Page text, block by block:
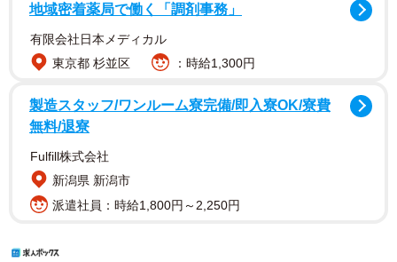
地域密着薬局で働く「調剤事務」
有限会社日本メディカル
東京都 杉並区
：時給1,300円
製造スタッフ/ワンルーム寮完備/即入寮OK/寮費
無料/退寮
Fulfill株式会社
新潟県 新潟市
派遣社員：時給1,800円～2,250円